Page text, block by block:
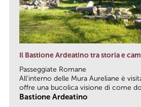
Il Bastione Ardeatino tra storia e
Passeggiate Romane
All’interno delle Mura Aureliane è
offre una bucolica visione di come
Bastione Ardeatino